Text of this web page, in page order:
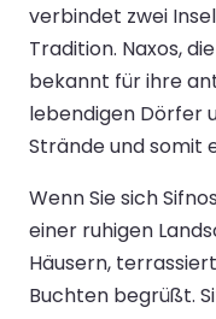
verbindet zwei
Tradition. Naxos,
bekannt für ihre
lebendigen Dörfer
Strände und somit
Wenn Sie sich
einer ruhigen
Häusern,
Buchten begrüßt.